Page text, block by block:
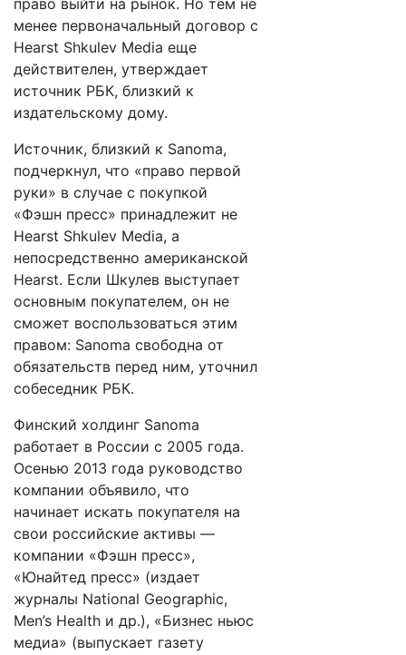
право выйти на рынок. Но тем не
менее первоначальный договор с
Hearst Shkulev Media еще
действителен, утверждает
источник РБК, близкий к
издательскому дому.
Источник, близкий к Sanoma,
подчеркнул, что «право первой
руки» в случае с покупкой
«Фэшн пресс» принадлежит не
Hearst Shkulev Media, а
непосредственно американской
Hearst. Если Шкулев выступает
основным покупателем, он не
сможет воспользоваться этим
правом: Sanoma свободна от
обязательств перед ним, уточнил
собеседник РБК.
Финский холдинг Sanoma
работает в России с 2005 года.
Осенью 2013 года руководство
компании объявило, что
начинает искать покупателя на
свои российские активы —
компании «Фэшн пресс»,
«Юнайтед пресс» (издает
журналы National Geographic,
Men’s Health и др.), «Бизнес ньюс
медиа» (выпускает газету